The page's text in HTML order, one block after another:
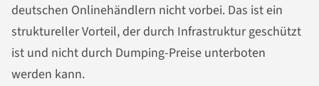
deutschen Onlinehändlern nicht vorbei. Das ist ein
struktureller Vorteil, der durch Infrastruktur geschützt
ist und nicht durch Dumping-Preise unterboten
werden kann.